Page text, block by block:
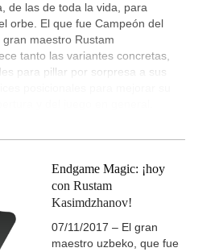
de las de toda la vida, para
orbe. El que fue Campeón del
maestro Rustam
tanto las variantes concretas,
para pillar por sorpresa a sus
Endgame Magic: ¡hoy
con Rustam
Kasimdzhanov!
07/11/2017 – El gran
maestro uzbeko, que fue